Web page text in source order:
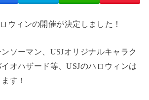
ウィンの開催が決定しました！
ソーマン、USJオリジナルキャラク
オハザード等、USJのハロウィンは
す！